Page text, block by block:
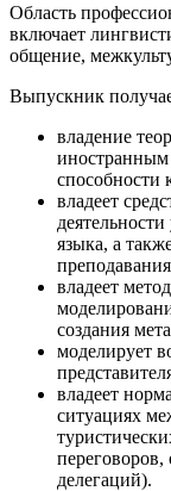
Область
включает
общение,
Выпускник
владение
иностранным
способности
владеет
языка, а
владеет
создания
моделирует
владеет
ситуациях
делегаций).